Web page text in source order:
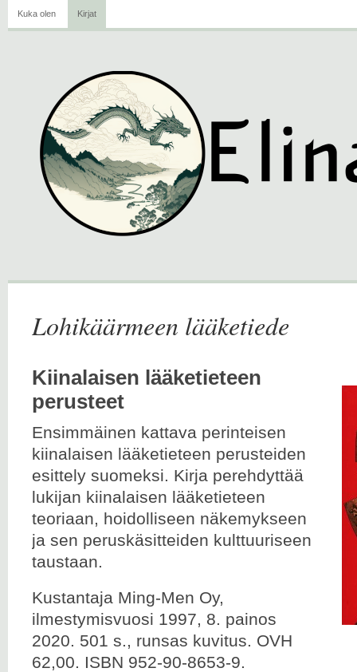
Kuka olen Kirjat
Lohikäärmeen lääketiede
Kiinalaisen lääketieteen
perusteet
Ensimmäinen kattava perinteisen
kiinalaisen lääketieteen perusteiden
esittely suomeksi. Kirja perehdyttää
lukijan kiinalaisen lääketieteen
teoriaan, hoidolliseen näkemykseen
ja sen peruskäsitteiden kulttuuriseen
taustaan.
Kustantaja Ming-Men Oy,
ilmestymisvuosi 1997, 8. painos
2020. 501 s., runsas kuvitus. OVH
62,00. ISBN 952-90-8653-9.